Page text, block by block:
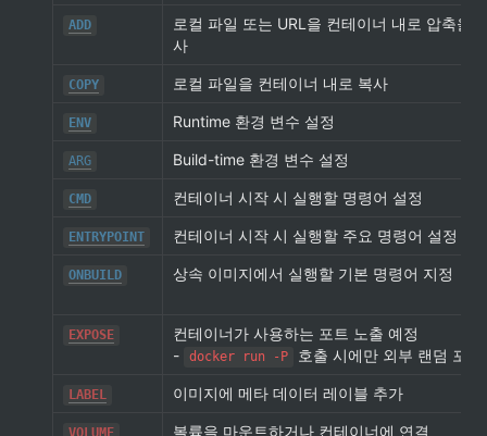
ADD
로컬 파일 또는 URL을 컨테이너 내로 압축을
사
COPY 로컬 파일을 컨테이너 내로 복사
ENV Runtime 환경 변수 설정
ARG Build-time 환경 변수 설정
CMD 컨테이너 시작 시 실행할 명령어 설정
ENTRYPOINT 컨테이너 시작 시 실행할 주요 명령어 설정
ONBUILD 상속 이미지에서 실행할 기본 명령어 지정
EXPOSE
컨테이너가 사용하는 포트 노출 예정
-
docker run -P 호출 시에만 외부 랜덤 포트
LABEL 이미지에 메타 데이터 레이블 추가
볼륨을 마운트하거나 컨테이너에 연결